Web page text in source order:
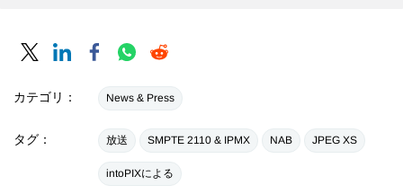
カテゴリ： News & Press
タグ： 放送 SMPTE 2110 & IPMX NAB JPEG XS
intoPIXによる